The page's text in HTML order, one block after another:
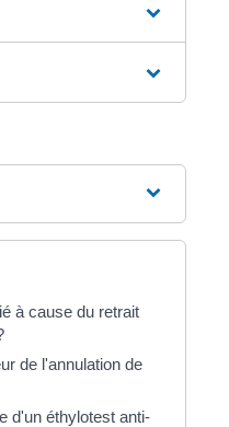
à cause du retrait
de l'annulation de
d'un éthylotest anti-